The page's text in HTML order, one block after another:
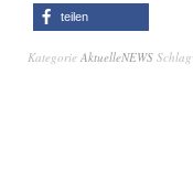
teilen
Kategorie AktuelleNEWS